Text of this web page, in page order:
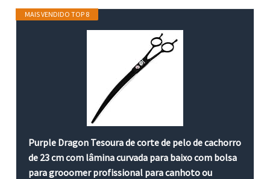
MAIS VENDIDO TOP 8
Purple Dragon Tesoura de corte de pelo de cachorro
de 23 cm com lâmina curvada para baixo com bolsa
para grooomer profissional para canhoto ou